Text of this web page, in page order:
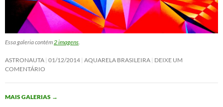
Essa galeria contém 2 imagens
ASTRONAUTA 01/12/2014 AQUARELA BRASILEIRA DEIXE UM
COMENTÁRIO
MAIS GALERIAS →